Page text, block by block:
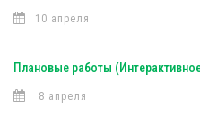
10 апреля
Плановые работы
8 апреля